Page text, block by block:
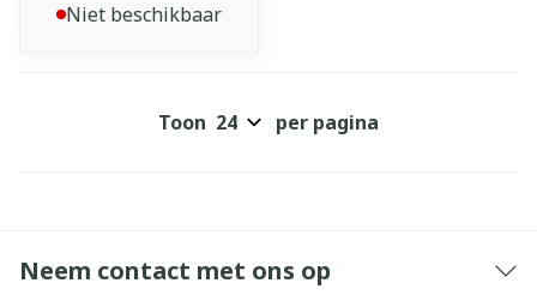
Niet beschikbaar
Toon per pagina
Neem contact met ons op